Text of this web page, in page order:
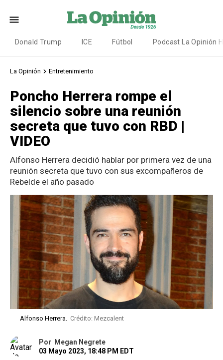
Donald Trump ICE Fútbol Podcast La Opinión
La Opinión Entretenimiento
Poncho Herrera rompe el
silencio sobre una reunión
secreta que tuvo con RBD |
VIDEO
Alfonso Herrera decidió hablar por primera vez de una
reunión secreta que tuvo con sus excompañeros de
Rebelde el año pasado
Alfonso Herrera. Crédito: Mezcalent
Por
Megan Negrete
03 Mayo 2023, 18:48 PM EDT